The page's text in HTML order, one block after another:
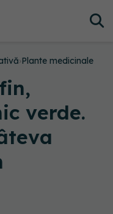
›Plante medicinale
verde.